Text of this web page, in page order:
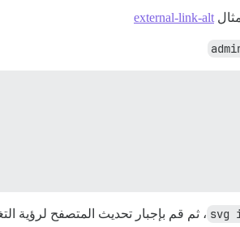
external-link-alt
svg ، ثم قم بإجبار تحديث المتصفح لرؤية